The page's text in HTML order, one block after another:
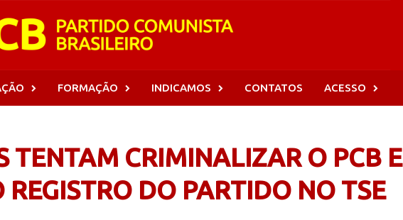
FORMAÇÃO INDICAMOS CONTATOS ACESSO
TENTAM CRIMINALIZAR O PCB E
REGISTRO DO PARTIDO NO TSE